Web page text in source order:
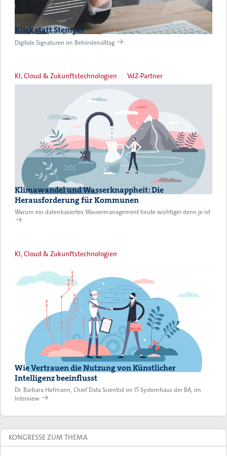
Klick statt Stempel
Digitale Signaturen im Behördenalltag
KI, Cloud & Zukunftstechnologien VdZ-Partner
Klimawandel und Wasserknappheit: Die
Herausforderung für Kommunen
Warum ein datenbasiertes Wassermanagement heute wichtiger denn je ist
KI, Cloud & Zukunftstechnologien
Wie Vertrauen die Nutzung von Künstlicher
Intelligenz beeinflusst
Dr. Barbara Hofmann, Chief Data Scientist im IT-Systemhaus der BA, im
Interview
KONGRESSE ZUM THEMA